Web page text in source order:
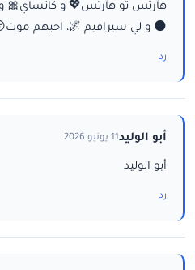
هآرتس تو هآرتس💖 و كاتساي🎀 و
🌑 و لي سيرافيم 🌌، احبهم
رد
أبو الوليد11 يونيو 2026
أبو الوليد
رد